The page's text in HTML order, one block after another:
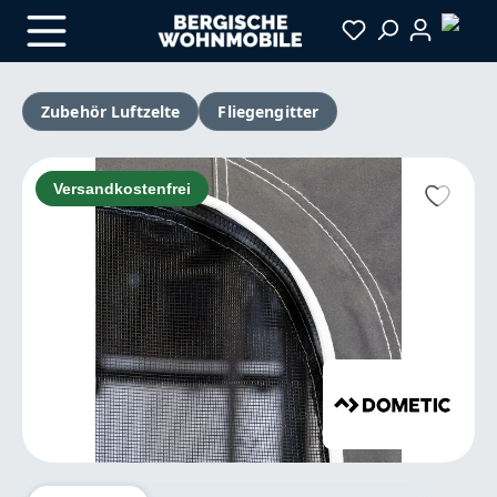
Zum Hauptinhalt springen
Zubehör Luftzelte
Fliegengitter
Bildergalerie überspringen
Versandkostenfrei